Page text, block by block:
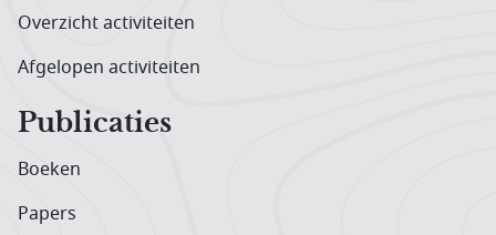
Overzicht activiteiten
Afgelopen activiteiten
Publicaties
Boeken
Papers